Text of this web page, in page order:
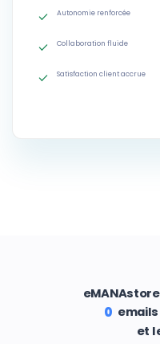
Autonomie renforcée
Collaboration fluide
Satisfaction client accrue
0
et